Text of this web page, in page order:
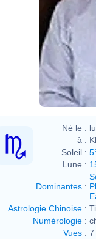
Né le :
à :
Soleil :
Lune :
Dominantes :
Astrologie Chinoise :
Numérologie :
Vues : 7